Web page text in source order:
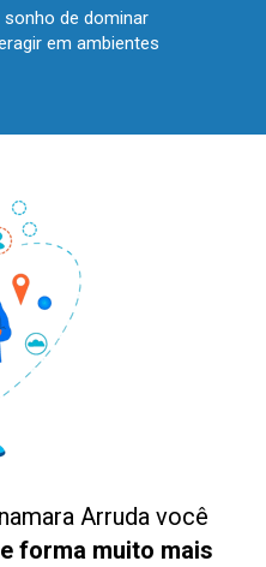
de dominar
em ambientes
Arruda você
forma muito mais